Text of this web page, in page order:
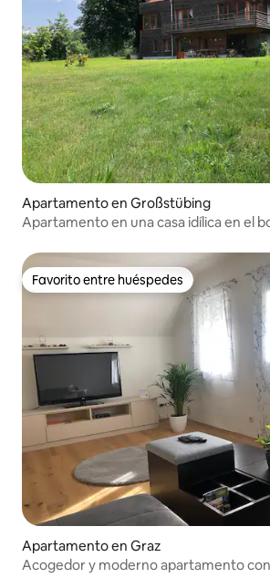
Apartamento en Großstübing
Apartamento en una casa idílica en el
Favorito entre huéspedes
Favorito entre huéspedes
Apartamento en Graz
Acogedor y moderno apartamento